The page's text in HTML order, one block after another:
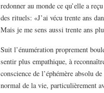
redonner au monde ce qu’elle a
des rituels: «J’ai vécu trente ans
Mais je me sens aussi trente ans
Suit l’énumération proprement
sentir plus empathique, à
conscience de l’éphémère absolu
normal de la vie, particulièrement